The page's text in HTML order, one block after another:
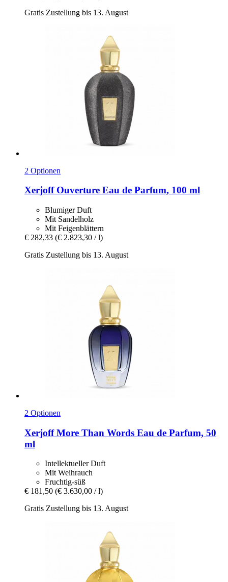
Gratis Zustellung bis 13. August
2 Optionen
XerjoffOuverture Eau de Parfum, 100 ml
Blumiger Duft
Mit Sandelholz
Mit Feigenblättern
€ 282,33 (€ 2.823,30 / l)
Gratis Zustellung bis 13. August
2 Optionen
XerjoffMore Than Words Eau de Parfum, 50
ml
Intellektueller Duft
Mit Weihrauch
Fruchtig-süß
€ 181,50 (€ 3.630,00 / l)
Gratis Zustellung bis 13. August